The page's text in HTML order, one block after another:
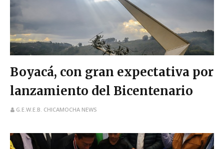
Boyacá, con gran expectativa por
lanzamiento del Bicentenario
G.E.W.E.B. CHICAMOCHA NEWS